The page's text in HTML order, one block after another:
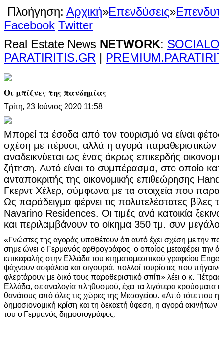
Πλοήγηση: Αρχική»Επενδύσεις»
Facebook Twitter
Real Estate News NETWORK:
PARATIRITIS.GR |
Οι μπίζνες της πανδημίας
Τρίτη, 23 Ιούνιος 2020 11:58
Μπορεί τα έσοδα από τον τουρισμό να είναι
σχέση με πέρυσι, αλλά η αγορά παραθεριστικών
αναδεικνύεται ως ένας άκρως επικερδής
ζήτηση. Αυτό είναι το συμπέρασμα, στο οποίο
ανταποκριτής της οικονομικής επιθεώρησης
Γκερντ Χέλερ, σύμφωνα με τα στοιχεία που
Ως παράδειγμα φέρνει τις πολυτελέστατες
Navarino Residences. Οι τιμές ανά κατοικία
και περιλαμβάνουν το οίκημα 350 τμ. συν
«Γνώστες της αγοράς υποθέτουν ότι αυτό έχει σχέση με την
σημειώνει ο Γερμανός αρθρογράφος, ο οποίος μεταφέρει
επικεφαλής στην Ελλάδα του κτηματομεσιτικού γραφείου
ψάχνουν ασφάλεια και σιγουριά, πολλοί τουρίστες που
φλερτάρουν με δικό τους παραθεριστικό σπίτι» λέει ο κ.
Ελλάδα, σε αναλογία πληθυσμού, έχει τα λιγότερα κρούσματα
θανάτους από όλες τις χώρες της Μεσογείου. «Από τότε που
δημοσιονομική κρίση και τη δεκαετή ύφεση, η αγορά ακινήτων
του ο Γερμανός δημοσιογράφος.